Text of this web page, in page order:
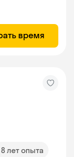
время
8 лет опыта